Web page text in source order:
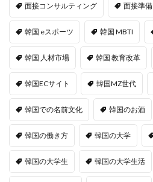
面接コンサルティング 面接準備
韓国 eスポーツ 韓国 MBTI
韓国 人材市場 韓国 教育改革
韓国ECサイト 韓国MZ世代
韓国での名前文化 韓国のお酒
韓国の働き方 韓国の大学
韓国の大学生 韓国の大学生活